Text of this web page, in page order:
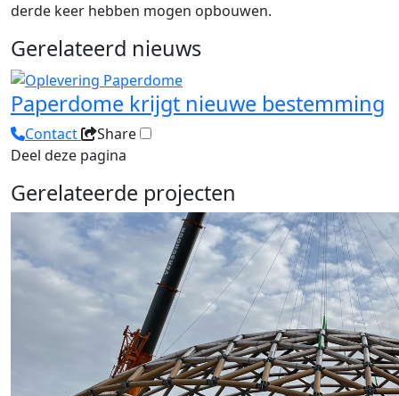
derde keer hebben mogen opbouwen.
Gerelateerd nieuws
Paperdome krijgt nieuwe bestemming
Contact
Share
Deel deze pagina
Gerelateerde projecten